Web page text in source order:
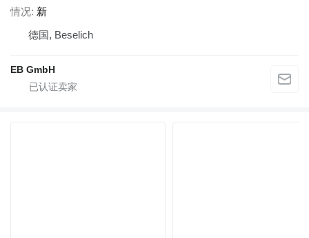
情况 新
德国, Beselich
EB GmbH